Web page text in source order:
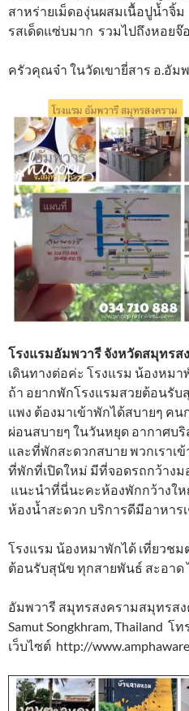
สาหร่ายเม็ดองุ่นผสมเนื้อปูน้ำจิ้ม
รสเด็ดแซ่บมาก รวมไปถึงหอย
ครัวคุณจ๋า ในวัดเขายี่สาร อ.อัม
โรงแรมอัมพวารี จังหวัดสมุทรส
เดินทางต่อค่ะ โรงแรม น้องหม
ถ้า อยากพักโรงแรมสวยต้อนรั
แพง ต้องมาเข้าพักได้สบายๆ คน
ผ่อนสบายๆ ในวันหยุด อากาศบ
และที่พักสะดวกสบาย พวกเราเ
ที่พักที่เปิดใหม่ มีที่จอดรถกว้างม
แนะนำที่นี่นะคะห้องพักกว้างใ
ห้องน้ำสะดวก บริการดีมีอาหาร
โรงแรม น้องหมาพักได้ เที่ยวช
ต้อนรับสุนัข ทุกสายพันธ์ สะอาด
อัมพวารี สมุทรสงครามสมุทรสง
Samut Songkhram, Thailand โท
เว็บไซต์ http://